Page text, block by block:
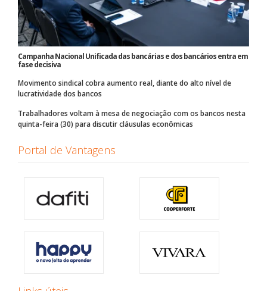
Campanha Nacional Unificada das bancárias e dos bancários entra em
fase decisiva
Movimento sindical cobra aumento real, diante do alto nível de
lucratividade dos bancos
Trabalhadores voltam à mesa de negociação com os bancos nesta
quinta-feira (30) para discutir cláusulas econômicas
Portal de Vantagens